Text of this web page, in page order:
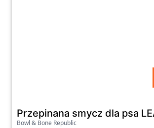
Przepinana smycz dla psa
Bowl & Bone Republic